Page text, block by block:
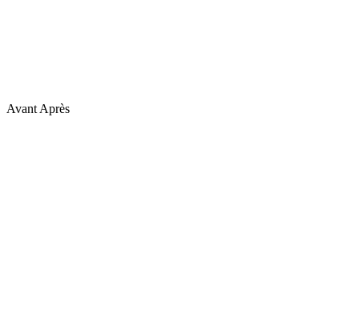
Avant Après